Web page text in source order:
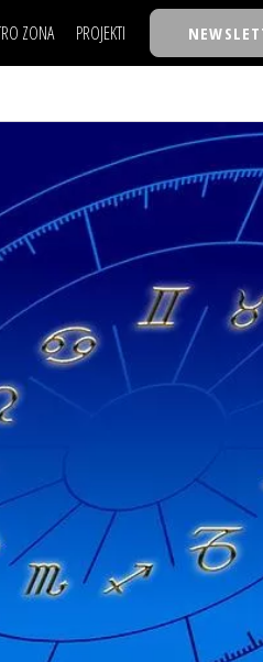
ZONA PROJEKTI
TASTY TALKS
30 ISPOD 30
BACK TO OFFICE/SCHOOL
BIZBENDOVI
BIZKOLEGIJUM
BMW BIZNIS LIGA
BIZLIFE WEEK
NAJKOLEGA
30 ISPOD 30
BACK TO OFFICE/SCHOOL
BIZBENDOVI
BMW BIZNIS LIGA
BIZLIFE WEEK
IZJAVA GODINE